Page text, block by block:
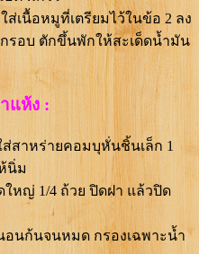
เนื้อหมูที่เตรียมไว้ในข้อ 2 ลง
รอบ ตักขึ้นพักให้สะเด็ดน้ำมัน
แห้ง :
ส่สาหร่ายคอมบุหั่นชิ้นเล็ก 1
นิ่ม
หญ่ 1/4 ถ้วย ปิดฝา แล้วปิด
อนก้นจนหมด กรองเฉพาะน้ำ